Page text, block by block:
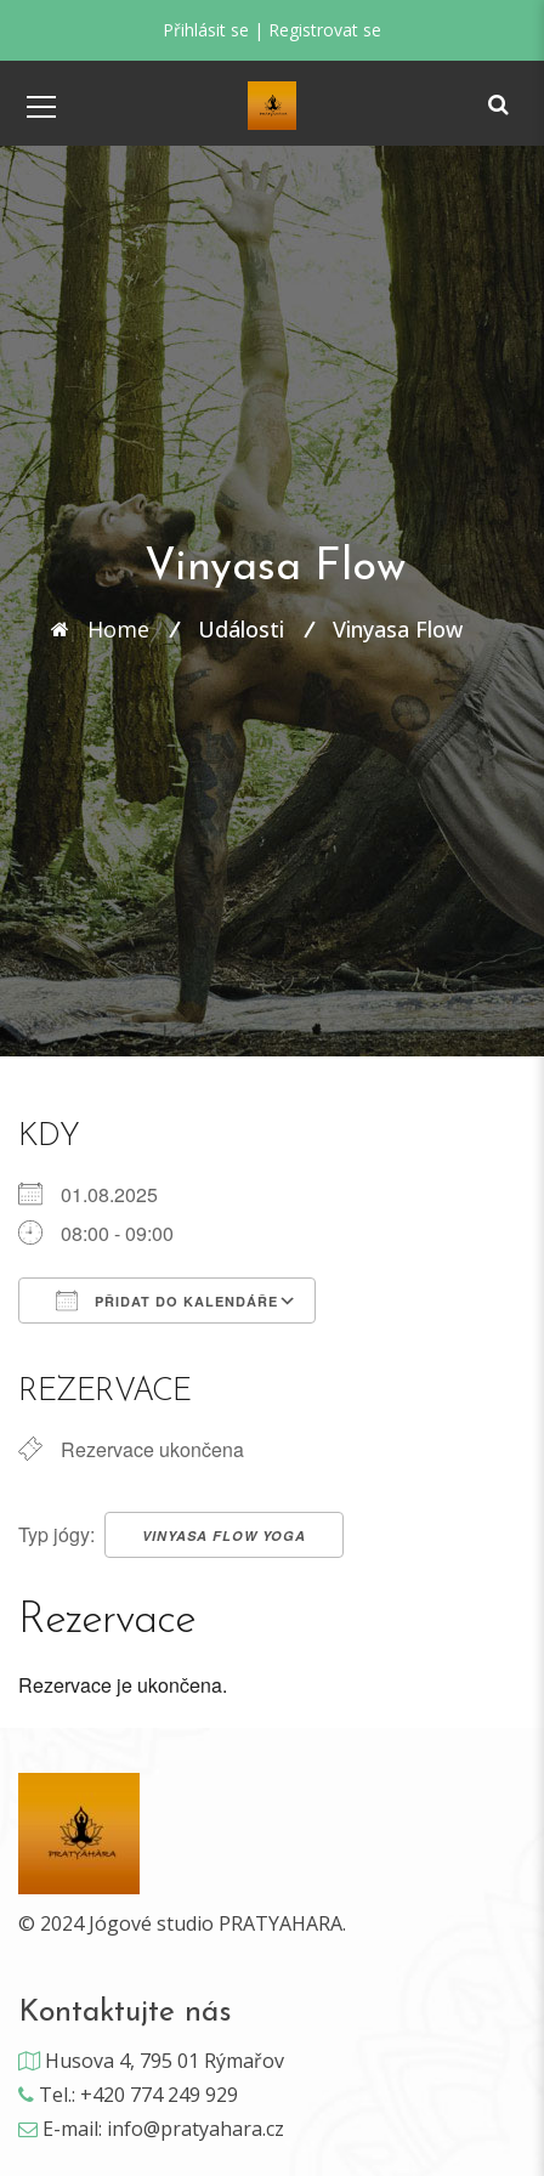
Přihlásit se | Registrovat se
Vinyasa Flow
Home Události Vinyasa Flow
KDY
01.08.2025
08:00 - 09:00
PŘIDAT DO KALENDÁŘE
REZERVACE
Rezervace ukončena
Typ jógy: VINYASA FLOW YOGA
Rezervace
Rezervace je ukončena.
© 2024 Jógové studio PRATYAHARA.
Kontaktujte nás
Husova 4, 795 01 Rýmařov
Tel.: +420 774 249 929
E-mail: info@pratyahara.cz